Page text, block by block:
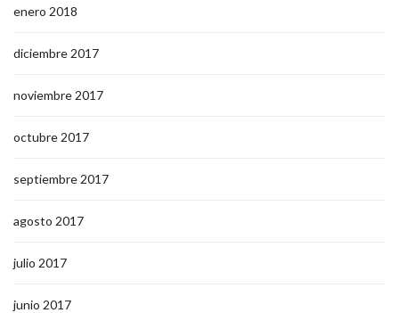
enero 2018
diciembre 2017
noviembre 2017
octubre 2017
septiembre 2017
agosto 2017
julio 2017
junio 2017